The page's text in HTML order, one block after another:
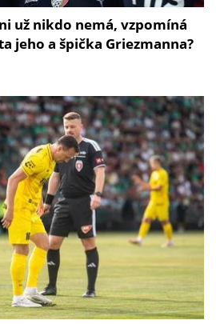
už nikdo nemá, vzpomíná
jeho a špička Griezmanna?